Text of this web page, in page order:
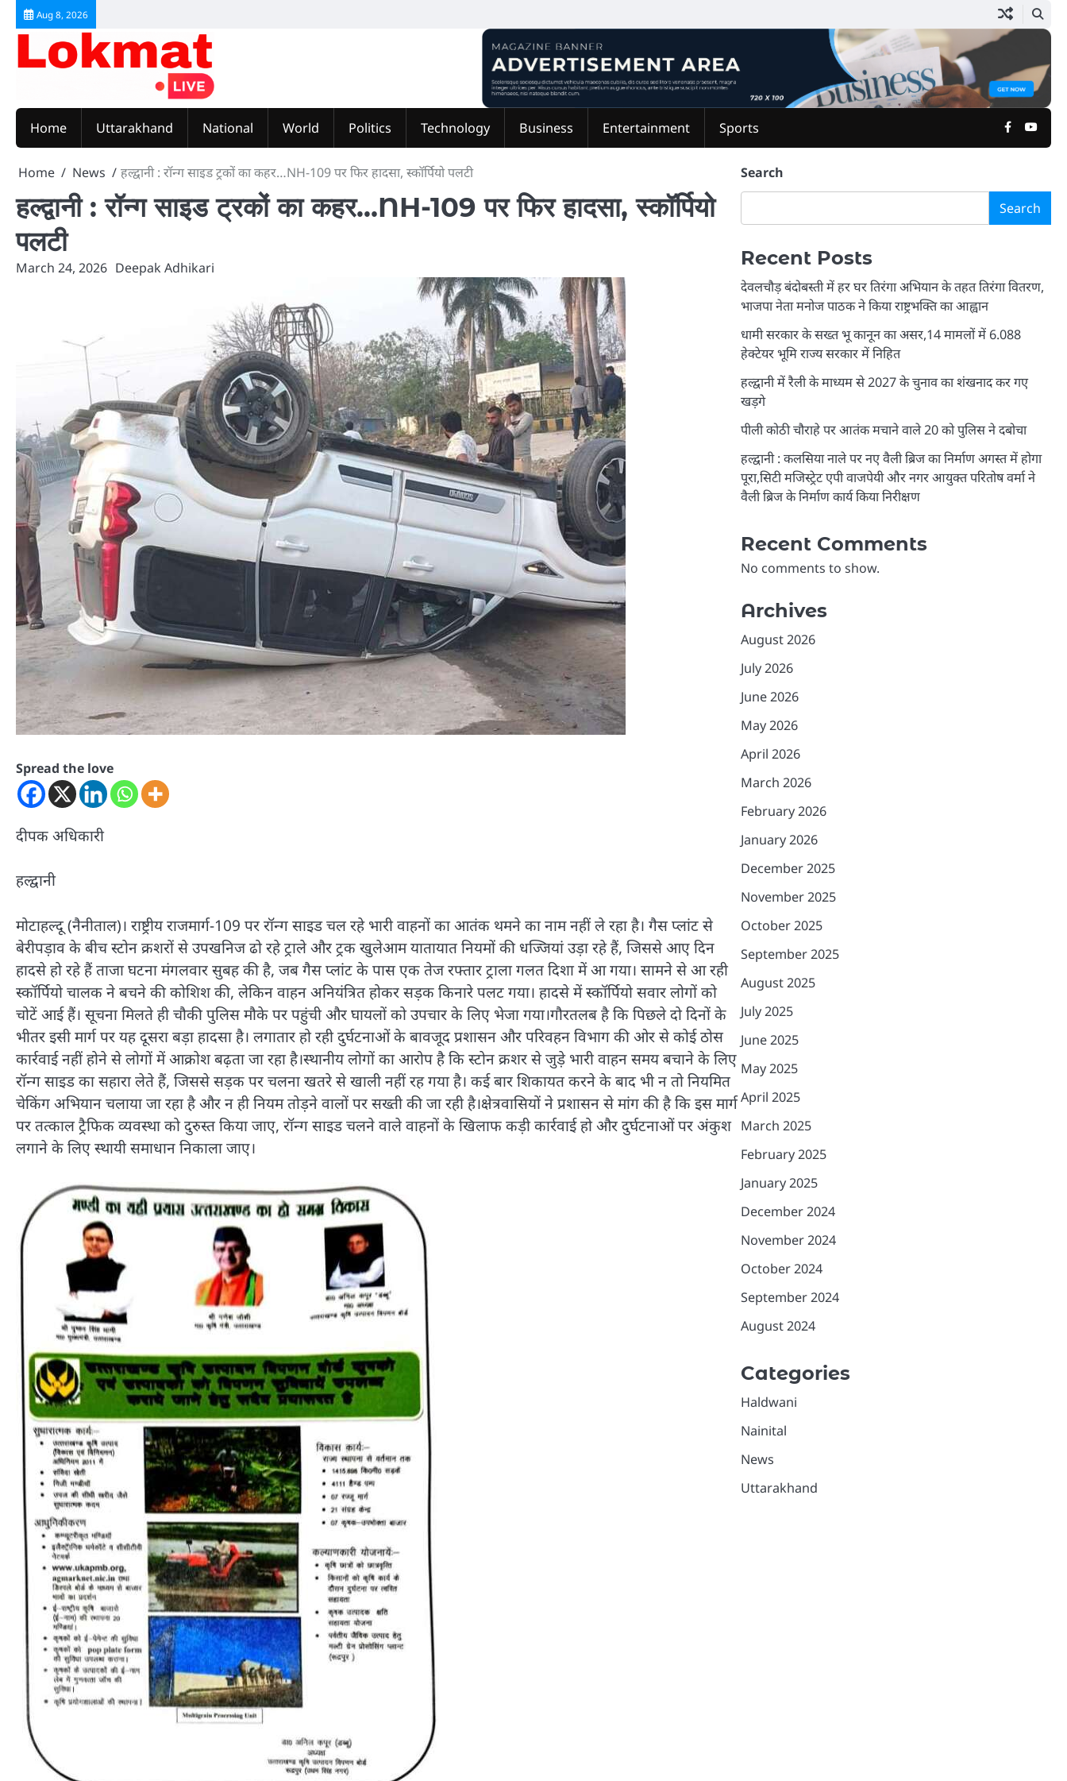
Skip
Aug 8, 2026
Home Uttarakhand National World Politics Technology Business Entertainment Sports Facebook
Home News हल्द्वानी : रॉन्ग साइड ट्रकों का कहर…NH-109 पर फिर हादसा, स्कॉर्पियो पलटी
हल्द्वानी : रॉन्ग साइड ट्रकों का कहर…NH-109 पर फिर हादसा, स्कॉर्पियो
पलटी
March 24, 2026 Deepak Adhikari
Spread the love
दीपक अधिकारी
हल्द्वानी
मोटाहल्दू (नैनीताल)। राष्ट्रीय राजमार्ग-109 पर रॉन्ग साइड चल रहे भारी वाहनों का आतंक थमने का नाम नहीं ले रहा है। गैस प्लांट से
बेरीपड़ाव के बीच स्टोन क्रशरों से उपखनिज ढो रहे ट्राले और ट्रक खुलेआम यातायात नियमों की धज्जियां उड़ा रहे हैं, जिससे आए दिन
हादसे हो रहे हैं ताजा घटना मंगलवार सुबह की है, जब गैस प्लांट के पास एक तेज रफ्तार ट्राला गलत दिशा में आ गया। सामने से आ रही
स्कॉर्पियो चालक ने बचने की कोशिश की, लेकिन वाहन अनियंत्रित होकर सड़क किनारे पलट गया। हादसे में स्कॉर्पियो सवार लोगों को
चोटें आई हैं। सूचना मिलते ही चौकी पुलिस मौके पर पहुंची और घायलों को उपचार के लिए भेजा गया।गौरतलब है कि पिछले दो दिनों के
भीतर इसी मार्ग पर यह दूसरा बड़ा हादसा है। लगातार हो रही दुर्घटनाओं के बावजूद प्रशासन और परिवहन विभाग की ओर से कोई ठोस
कार्रवाई नहीं होने से लोगों में आक्रोश बढ़ता जा रहा है।स्थानीय लोगों का आरोप है कि स्टोन क्रशर से जुड़े भारी वाहन समय बचाने के लिए
रॉन्ग साइड का सहारा लेते हैं, जिससे सड़क पर चलना खतरे से खाली नहीं रह गया है। कई बार शिकायत करने के बाद भी न तो नियमित
चेकिंग अभियान चलाया जा रहा है और न ही नियम तोड़ने वालों पर सख्ती की जा रही है।क्षेत्रवासियों ने प्रशासन से मांग की है कि इस मार्ग
पर तत्काल ट्रैफिक व्यवस्था को दुरुस्त किया जाए, रॉन्ग साइड चलने वाले वाहनों के खिलाफ कड़ी कार्रवाई हो और दुर्घटनाओं पर अंकुश
लगाने के लिए स्थायी समाधान निकाला जाए।
Search
Search
Recent Posts
देवलचौड़ बंदोबस्ती में हर घर तिरंगा अभियान के तहत तिरंगा वितरण,
भाजपा नेता मनोज पाठक ने किया राष्ट्रभक्ति का आह्वान
धामी सरकार के सख्त भू कानून का असर,14 मामलों में 6.088
हेक्टेयर भूमि राज्य सरकार में निहित
हल्द्वानी में रैली के माध्यम से 2027 के चुनाव का शंखनाद कर गए
खड़गे
पीली कोठी चौराहे पर आतंक मचाने वाले 20 को पुलिस ने दबोचा
हल्द्वानी : कलसिया नाले पर नए वैली ब्रिज का निर्माण अगस्त में होगा
पूरा,सिटी मजिस्ट्रेट एपी वाजपेयी और नगर आयुक्त परितोष वर्मा ने
वैली ब्रिज के निर्माण कार्य किया निरीक्षण
Recent Comments
No comments to show.
Archives
August 2026
July 2026
June 2026
May 2026
April 2026
March 2026
February 2026
January 2026
December 2025
November 2025
October 2025
September 2025
August 2025
July 2025
June 2025
May 2025
April 2025
March 2025
February 2025
January 2025
December 2024
November 2024
October 2024
September 2024
August 2024
Categories
Haldwani
Nainital
News
Uttarakhand